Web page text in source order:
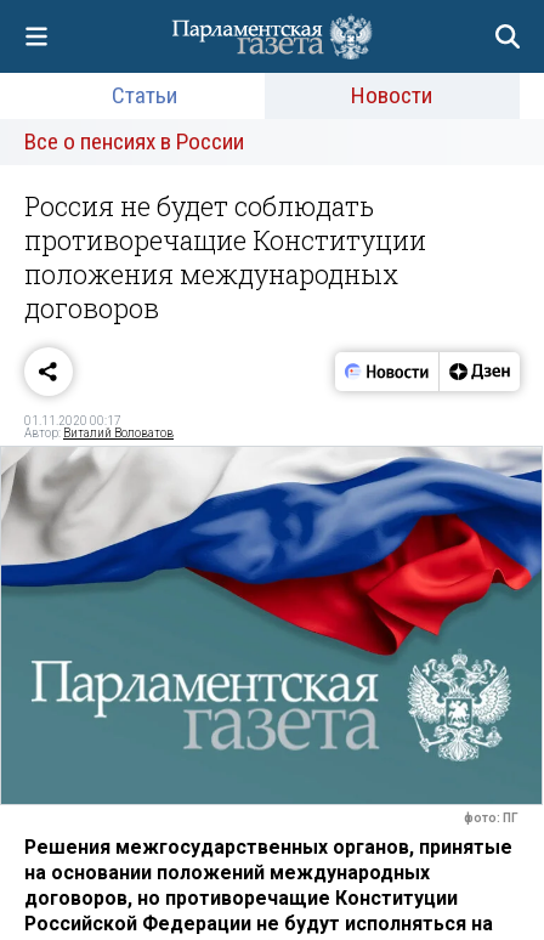
Статьи
Новости
Все о пенсиях в России
Россия не будет соблюдать
противоречащие Конституции
положения международных
договоров
01.11.2020 00:17
Автор: Виталий Воловатов
фото: ПГ
Решения межгосударственных органов, принятые
на основании положений международных
договоров, но противоречащие Конституции
Российской Федерации не будут исполняться на